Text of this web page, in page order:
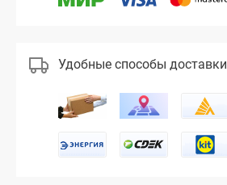
Удобные способы доставки